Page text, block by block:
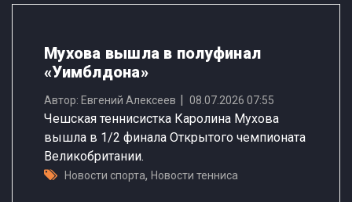
Мухова вышла в полуфинал
«Уимблдона»
Автор: Евгений Алексеев 08.07.2026 07:55
Чешская теннисистка Каролина Мухова
вышла в 1/2 финала Открытого чемпионата
Великобритании.
Новости спорта, Новости тенниса